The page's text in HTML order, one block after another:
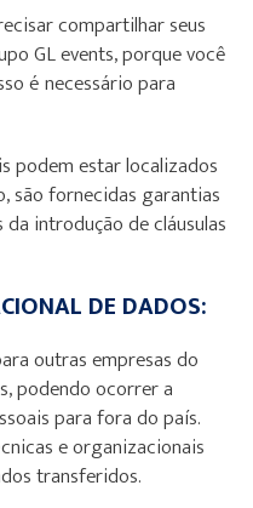
compartilhar seus
GL events, porque você
é necessário para
podem estar localizados
são fornecidas garantias
introdução de cláusulas
DE DADOS:
outras empresas do
podendo ocorrer a
para fora do país.
e organizacionais
transferidos.